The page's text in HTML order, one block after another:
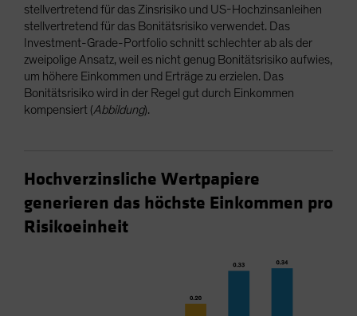
stellvertretend für das Zinsrisiko und US-Hochzinsanleihen
stellvertretend für das Bonitätsrisiko verwendet. Das
Investment-Grade-Portfolio schnitt schlechter ab als der
zweipolige Ansatz, weil es nicht genug Bonitätsrisiko aufwies,
um höhere Einkommen und Erträge zu erzielen. Das
Bonitätsrisiko wird in der Regel gut durch Einkommen
kompensiert (Abbildung).
Hochverzinsliche Wertpapiere
generieren das höchste Einkommen pro
Risikoeinheit